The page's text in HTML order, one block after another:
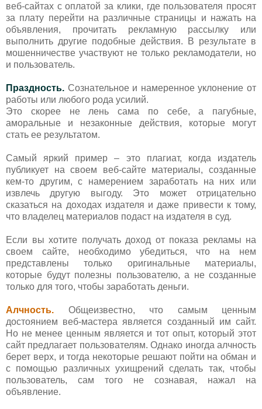
веб-сайтах с оплатой за клики, где пользователя просят
за плату перейти на различные страницы и нажать на
объявления, прочитать рекламную рассылку или
выполнить другие подобные действия. В результате в
мошенничестве участвуют не только рекламодатели, но
и пользователь.
Праздность. Сознательное и намеренное уклонение от
работы или любого рода усилий.
Это скорее не лень сама по себе, а пагубные,
аморальные и незаконные действия, которые могут
стать ее результатом.
Самый яркий пример – это плагиат, когда издатель
публикует на своем веб-сайте материалы, созданные
кем-то другим, с намерением заработать на них или
извлечь другую выгоду. Это может отрицательно
сказаться на доходах издателя и даже привести к тому,
что владелец материалов подаст на издателя в суд.
Если вы хотите получать доход от показа рекламы на
своем сайте, необходимо убедиться, что на нем
представлены только оригинальные материалы,
которые будут полезны пользователю, а не созданные
только для того, чтобы заработать деньги.
Алчность.
Общеизвестно, что самым ценным
достоянием веб-мастера является созданный им сайт.
Но не менее ценным является и тот опыт, который этот
сайт предлагает пользователям. Однако иногда алчность
берет верх, и тогда некоторые решают пойти на обман и
с помощью различных ухищрений сделать так, чтобы
пользователь, сам того не сознавая, нажал на
объявление.